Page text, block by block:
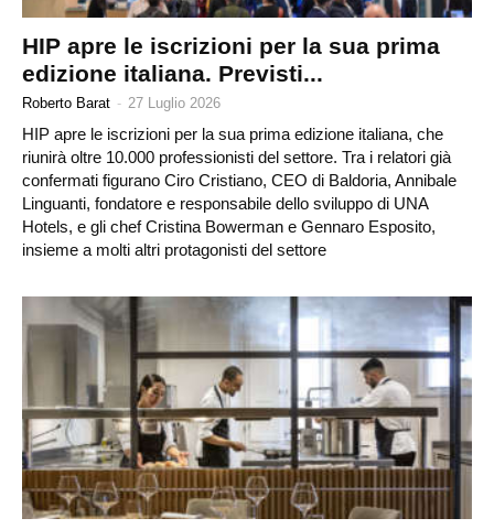
HIP apre le iscrizioni per la sua prima
edizione italiana. Previsti...
Roberto Barat - 27 Luglio 2026
HIP apre le iscrizioni per la sua prima edizione italiana, che
riunirà oltre 10.000 professionisti del settore. Tra i relatori già
confermati figurano Ciro Cristiano, CEO di Baldoria, Annibale
Linguanti, fondatore e responsabile dello sviluppo di UNA
Hotels, e gli chef Cristina Bowerman e Gennaro Esposito,
insieme a molti altri protagonisti del settore